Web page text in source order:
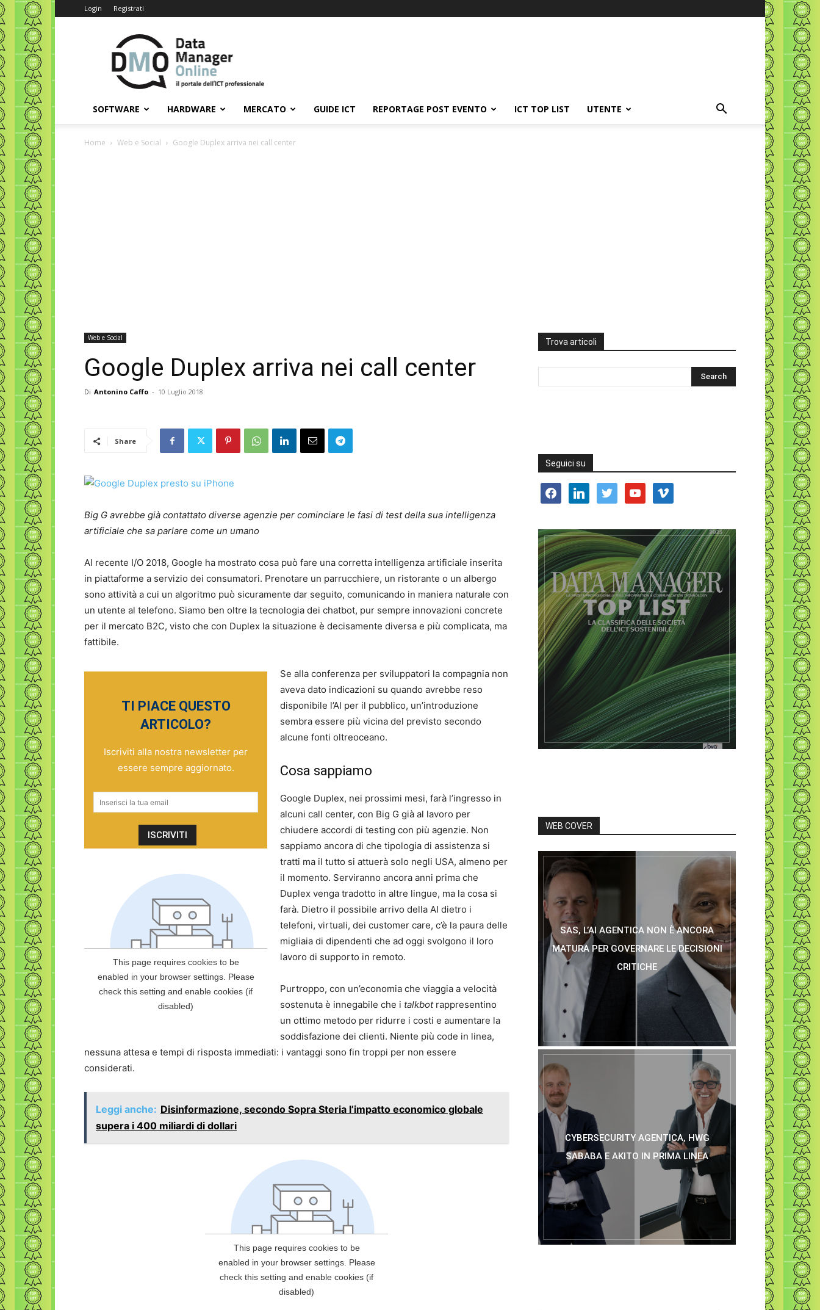
Login Registrati
Data
Manager
Online
SOFTWARE HARDWARE MERCATO GUIDE ICT REPORTAGE POST EVENTO ICT TOP LIST UTENTE
Home Web e Social Google Duplex arriva nei call center
Web e Social
Google Duplex arriva nei call center
Di Antonino Caffo - 10 Luglio 2018
Share
Big G avrebbe già contattato diverse agenzie per cominciare le fasi di test della sua intelligenza
artificiale che sa parlare come un umano
Al recente I/O 2018, Google ha mostrato cosa può fare una corretta intelligenza artificiale inserita
in piattaforme a servizio dei consumatori. Prenotare un parrucchiere, un ristorante o un albergo
sono attività a cui un algoritmo può sicuramente dar seguito, comunicando in maniera naturale con
un utente al telefono. Siamo ben oltre la tecnologia dei chatbot, pur sempre innovazioni concrete
per il mercato B2C, visto che con Duplex la situazione è decisamente diversa e più complicata, ma
fattibile.
TI PIACE QUESTO
ARTICOLO?
Iscriviti alla nostra newsletter per
essere sempre aggiornato.
Se alla conferenza per sviluppatori la compagnia non
aveva dato indicazioni su quando avrebbe reso
disponibile l’AI per il pubblico, un’introduzione
sembra essere più vicina del previsto secondo
alcune fonti oltreoceano.
Cosa sappiamo
Google Duplex, nei prossimi mesi, farà l’ingresso in
alcuni call center, con Big G già al lavoro per
chiudere accordi di testing con più agenzie. Non
sappiamo ancora di che tipologia di assistenza si
tratti ma il tutto si attuerà solo negli USA, almeno per
il momento. Serviranno ancora anni prima che
Duplex venga tradotto in altre lingue, ma la cosa si
farà. Dietro il possibile arrivo della AI dietro i
telefoni, virtuali, dei customer care, c’è la paura delle
migliaia di dipendenti che ad oggi svolgono il loro
lavoro di supporto in remoto.
Purtroppo, con un’economia che viaggia a velocità
sostenuta è innegabile che i talkbot rappresentino
un ottimo metodo per ridurre i costi e aumentare la
soddisfazione dei clienti. Niente più code in linea,
nessuna attesa e tempi di risposta immediati: i vantaggi sono fin troppi per non essere
considerati.
Leggi anche: Disinformazione, secondo Sopra Steria l’impatto economico globale
supera i 400 miliardi di dollari
Trova articoli
Seguici su
facebooklinkedin twitter youtube vimeo
WEB COVER
SAS, L’AI AGENTICA NON È ANCORA
MATURA PER GOVERNARE LE DECISIONI
CRITICHE
CYBERSECURITY AGENTICA, HWG
SABABA E AKITO IN PRIMA LINEA